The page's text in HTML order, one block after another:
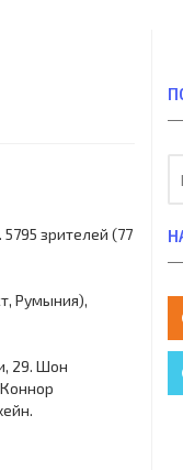
зрителей (77
Румыния),
29. Шон